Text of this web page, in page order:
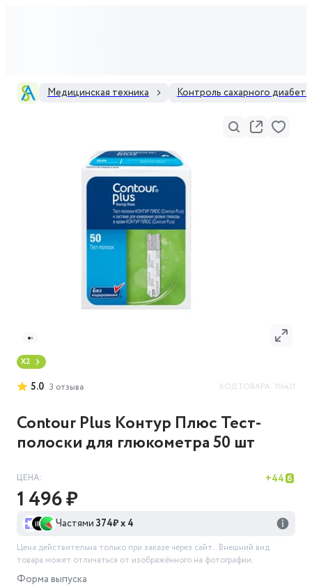
Медицинская техника Контроль сахарного диабета
5.0 3 отзыва КОД ТОВАРА: 116421
Contour Plus Контур Плюс Тест-
полоски для глюкометра 50 шт
X2
ЦЕНА: +44
1 496 ₽
Частями 374₽ х 4
Цена действительна только при заказе через сайт. . Внешний вид
товара может отличаться от изображённого на фотографии.
Форма выпуска